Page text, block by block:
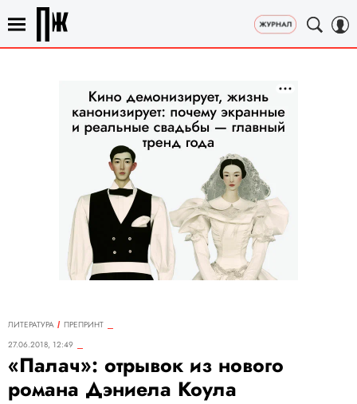
ЛИТЕРАТУРА
ПРЕПРИНТ
27.06.2018, 12:49
«Палач»: отрывок из нового
романа Дэниела Коула